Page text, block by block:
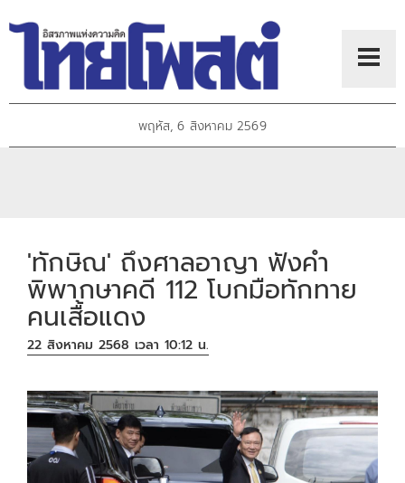
พฤหัส, 6 สิงหาคม 2569
'ทักษิณ' ถึงศาลอาญา ฟังคำ
พิพากษาคดี 112 โบกมือทักทาย
คนเสื้อแดง
22 สิงหาคม 2568 เวลา 10:12 น.